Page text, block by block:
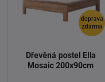
doprava
zdarma
Dřevěná postel Ella
Mosaic 200x90cm